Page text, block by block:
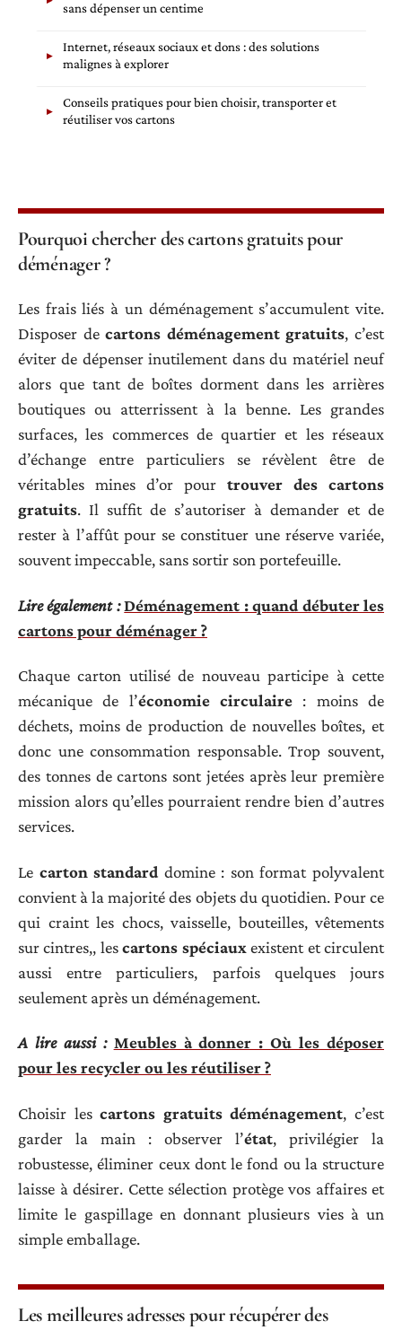
sans dépenser un centime
Internet, réseaux sociaux et dons : des solutions
malignes à explorer
Conseils pratiques pour bien choisir, transporter et
réutiliser vos cartons
Pourquoi chercher des cartons gratuits pour
déménager ?
Les frais liés à un déménagement s’accumulent vite.
Disposer decartons déménagement gratuits, c’est
éviter de dépenser inutilement dans du matériel neuf
alors que tant de boîtes dorment dans les arrières
boutiques ou atterrissent à la benne. Les grandes
surfaces, les commerces de quartier et les réseaux
d’échange entre particuliers se révèlent être de
véritables mines d’or pour trouver des cartons
gratuits. Il suffit de s’autoriser à demander et de
rester à l’affût pour se constituer une réserve variée,
souvent impeccable, sans sortir son portefeuille.
Lire également : Déménagement : quand débuter les
cartons pour déménager ?
Chaque carton utilisé de nouveau participe à cette
mécanique de l’économie circulaire : moins de
déchets, moins de production de nouvelles boîtes, et
donc une consommation responsable. Trop souvent,
des tonnes de cartons sont jetées après leur première
mission alors qu’elles pourraient rendre bien d’autres
services.
Le carton standard domine : son format polyvalent
convient à la majorité des objets du quotidien. Pour ce
qui craint les chocs, vaisselle, bouteilles, vêtements
sur cintres,, lescartons spéciaux existent et circulent
aussi entre particuliers, parfois quelques jours
seulement après un déménagement.
A lire aussi : Meubles à donner : Où les déposer
pour les recycler ou les réutiliser ?
Choisir lescartons gratuits déménagement, c’est
garder la main : observer l’état, privilégier la
robustesse, éliminer ceux dont le fond ou la structure
laisse à désirer. Cette sélection protège vos affaires et
limite le gaspillage en donnant plusieurs vies à un
simple emballage.
Les meilleures adresses pour récupérer des